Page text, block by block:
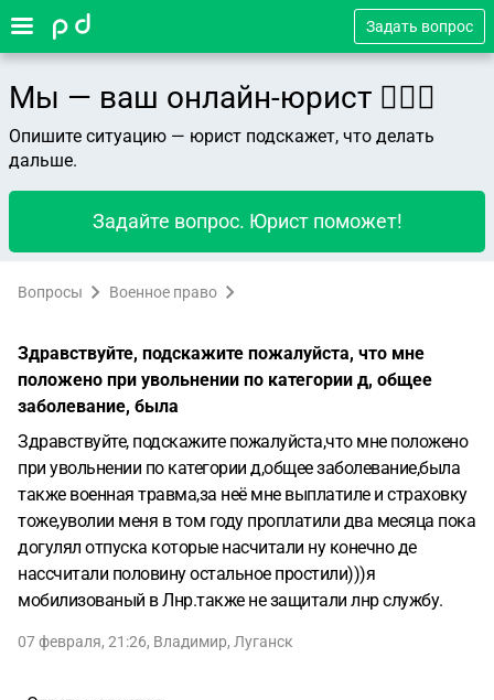
Задать вопрос
Мы — ваш онлайн-юрист 👨🏻‍⚖️
Опишите ситуацию — юрист подскажет, что делать
дальше.
Задайте вопрос. Юрист поможет!
Вопросы Военное право
Здравствуйте, подскажите пожалуйста, что мне
положено при увольнении по категории д, общее
заболевание, была
Здравствуйте, подскажите пожалуйста,что мне положено
при увольнении по категории д,общее заболевание,была
также военная травма,за неё мне выплатиле и страховку
тоже,уволии меня в том году проплатили два месяца пока
догулял отпуска которые насчитали ну конечно де
нассчитали половину остальное простили)))я
мобилизованый в Лнр.также не защитали лнр службу.
07 февраля, 21:26, Владимир, Луганск